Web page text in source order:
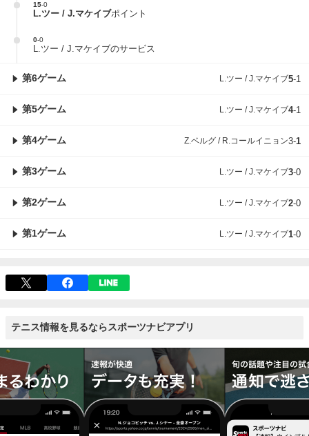
15-0
L.ツー / J.マケイブポイント
0-0
L.ツー / J.マケイブのサービス
第6ゲーム L.ツー / J.マケイブ5-1
第5ゲーム L.ツー / J.マケイブ4-1
第4ゲーム Z.ベルグ / R.コールイニョン3-1
第3ゲーム L.ツー / J.マケイブ3-0
第2ゲーム L.ツー / J.マケイブ2-0
第1ゲーム L.ツー / J.マケイブ1-0
テニス情報を見るならスポーツナビアプリ